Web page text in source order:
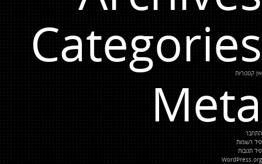
Categories
אין קטגוריות
Meta
התחבר
פיד רשומות
פיד תגובות
WordPress.org